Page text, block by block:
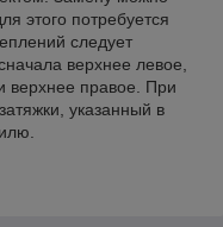
этого потребуется
следует
верхнее левое,
верхнее правое. При
указанный в